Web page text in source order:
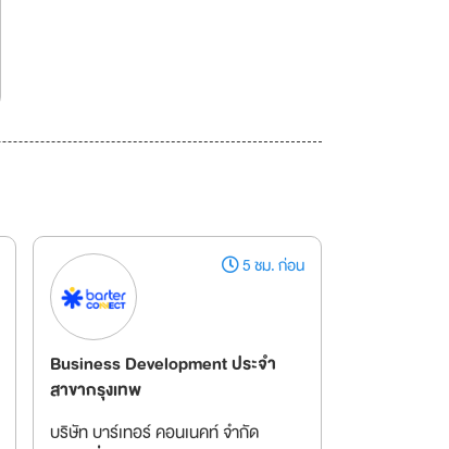
5 ชม. ก่อน
Business Development ประจำ
สาขากรุงเทพ
บริษัท บาร์เทอร์ คอนเนคท์ จำกัด